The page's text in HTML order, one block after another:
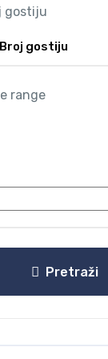
gostiju
Broj gostiju
range
Pretraži